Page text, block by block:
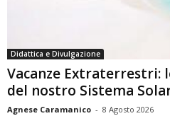
Didattica e Divulgazione
Vacanze
del nostro Sistema
Agnese Caramanico - 8 Agosto 2026